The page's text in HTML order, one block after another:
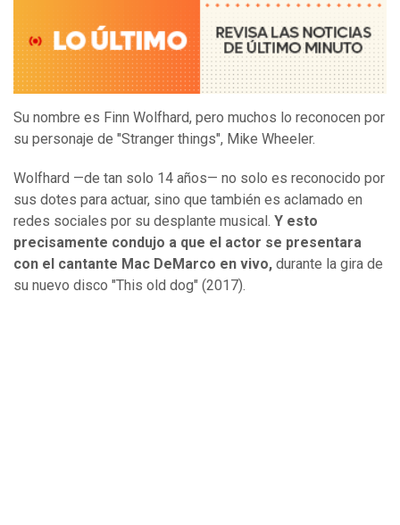
Su nombre es Finn Wolfhard, pero muchos lo reconocen por
su personaje de "Stranger things", Mike Wheeler.
Wolfhard —de tan solo 14 años— no solo es reconocido por
sus dotes para actuar, sino que también es aclamado en
redes sociales por su desplante musical. Y esto
precisamente condujo a que el actor se presentara
con el cantante Mac DeMarco en vivo, durante la gira de
su nuevo disco "This old dog" (2017).